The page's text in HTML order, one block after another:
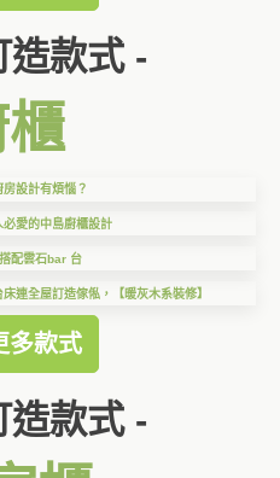
造款式 -
房設計有煩惱？
必愛的中島廚櫃設計
配雲石bar 台
連全屋訂造傢俬，【暖灰木系裝修】
多款式
造款式 -